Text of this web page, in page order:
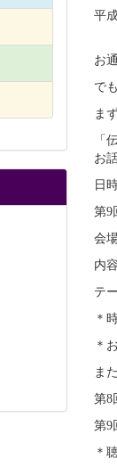
平
お
で
ま
「
お
日
第9
会
内
テ
＊
＊
ま
第8
第9
＊